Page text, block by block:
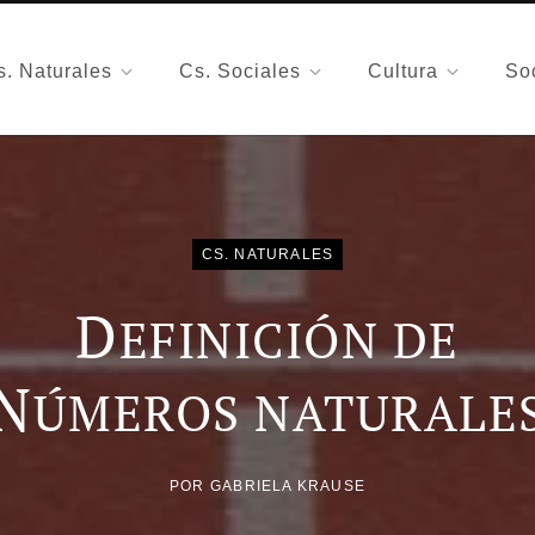
Naturales Cs. Sociales Cultura
CS. NATURALES
DEFINICIÓN DE
ÚMEROS
POR GABRIELA KRAUSE